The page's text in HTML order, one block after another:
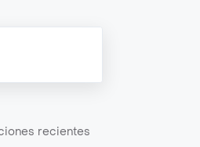
recientes